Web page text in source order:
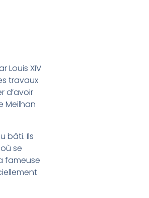
Louis XIV
travaux
d’avoir
Meilhan
bâti. Ils
se
fameuse